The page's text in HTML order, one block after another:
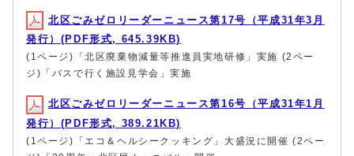
北区ごみゼロリーダーニュース第17号（平成31年3月
発行）(PDF形式, 645.39KB)
(1ページ)「北区廃棄物減量等推進員実地研修」実施 (2ペー
ジ)「バスで行く施設見学会」実施
北区ごみゼロリーダーニュース第16号（平成31年1月
発行）(PDF形式, 389.21KB)
(1ページ)「エコ＆ヘルシークッキング」大盛況に開催 (2ペー